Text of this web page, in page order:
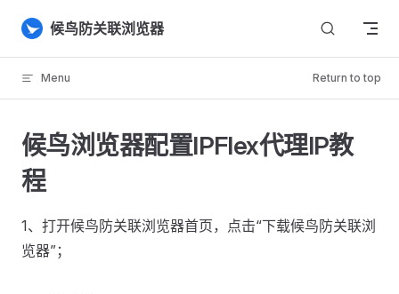
Skip to content
候鸟防关联浏览器
Menu Return to top
候鸟浏览器配置IPFlex代理IP教
程
1、打开候鸟防关联浏览器首页，点击“下载候鸟防关联浏
览器”；